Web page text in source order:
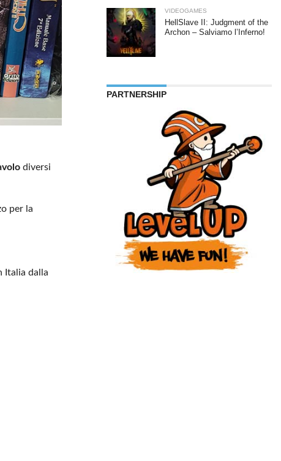
diversi
per la
Italia dalla
VIDEOGAMES
HellSlave II: Judgment of the
Archon – Salviamo l’Inferno!
PARTNERSHIP